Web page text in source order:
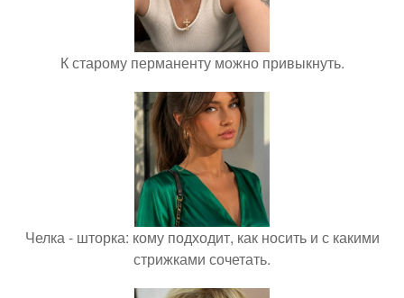
К старому перманенту можно привыкнуть.
Челка - шторка: кому подходит, как носить и с какими
стрижками сочетать.